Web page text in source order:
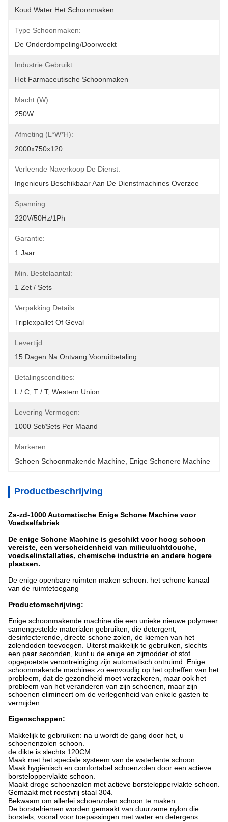
Koud Water Het Schoonmaken
Type Schoonmaken:
De Onderdompeling/doorweekt
Industrie Gebruikt:
Het Farmaceutische Schoonmaken
Macht (W):
250W
Afmeting (L*W*H):
2000x750x120
Verleende Naverkoop De Dienst:
Ingenieurs Beschikbaar Aan De Dienstmachines Overzee
Spanning:
220V/50Hz/1Ph
Garantie:
1 Jaar
Min. Bestelaantal:
1 Zet / Sets
Verpakking Details:
Triplexpallet Of Geval
Levertijd:
15 Dagen Na Ontvang Vooruitbetaling
Betalingscondities:
L / C, T / T, Western Union
Levering Vermogen:
1000 Set/Sets Per Maand
Markeren:
Schoen Schoonmakende Machine Enige Schonere Machine
Productbeschrijving
Zs-zd-1000 Automatische Enige Schone Machine voor
Voedselfabriek
De enige Schone Machine is geschikt voor hoog schoon
vereiste, een verscheidenheid van milieuluchtdouche,
voedselinstallaties, chemische industrie en andere hogere
plaatsen.
De enige openbare ruimten maken schoon: het schone kanaal
van de ruimtetoegang
Productomschrijving:
Enige schoonmakende machine die een unieke nieuwe polymeer
samengestelde materialen gebruiken, die detergent,
desinfecterende, directe schone zolen, de kiemen van het
zolendoden toevoegen. Uiterst makkelijk te gebruiken, slechts
een paar seconden, kunt u de enige en zijmodder of stof
opgepoetste verontreiniging zijn automatisch ontruimd. Enige
schoonmakende machines zo eenvoudig op het opheffen van het
probleem, dat de gezondheid moet verzekeren, maar ook het
probleem van het veranderen van zijn schoenen, maar zijn
schoenen elimineert om de verlegenheid van enkele gasten te
vermijden.
Eigenschappen:
Makkelijk te gebruiken: na u wordt de gang door het, u
schoenenzolen schoon.
de dikte is slechts 120CM.
Maak met het speciale systeem van de waterlente schoon.
Maak hygiënisch en comfortabel schoenzolen door een actieve
borsteloppervlakte schoon.
Maakt droge schoenzolen met actieve borsteloppervlakte schoon.
Gemaakt met roestvrij staal 304.
Bekwaam om allerlei schoenzolen schoon te maken.
De borstelriemen worden gemaakt van duurzame nylon die
borstels, vooral voor toepassingen met water en detergens